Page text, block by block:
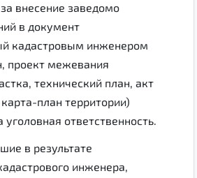
внесение заведомо
в документ
кадастровым инженером
проект межевания
технический план, акт
план территории)
ответственность.
в результате
инженера,